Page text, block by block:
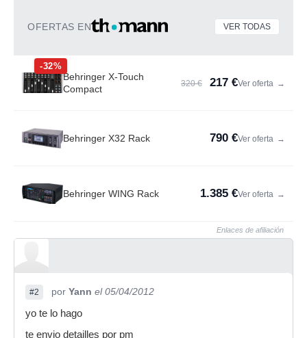
OFERTAS EN VER TODAS
-32%
Behringer X-Touch
Compact
320 € 217 €Ver oferta →
Behringer X32 Rack 790 €Ver oferta →
Behringer WING Rack 1.385 €Ver oferta →
Enlaces de afiliación
#2 por Yann el 05/04/2012
yo te lo hago
te envio detailles por pm